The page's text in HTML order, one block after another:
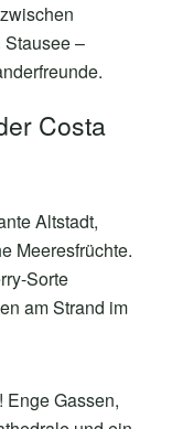
–
Costa
Altstadt,
Meeresfrüchte.
Sorte
am Strand im
Enge Gassen,